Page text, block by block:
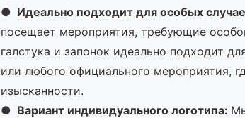
● Идеально подходит для особых
посещает мероприятия, требующие
галстука и запонок идеально подходит
или любого официального мероприятия,
изысканности.
● Вариант индивидуального логотипа: